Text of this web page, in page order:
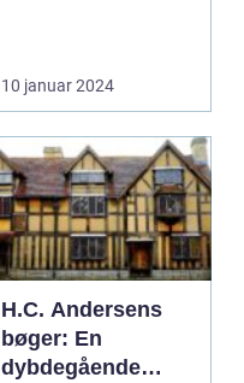
10 januar 2024
H.C. Andersens
bøger: En
dybdegående